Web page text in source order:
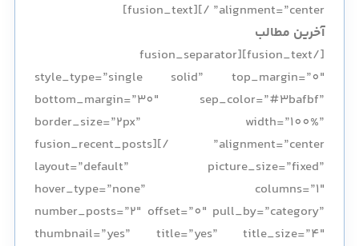
alignment=”center” /][fusion_text]
آخرین مطالب
[/fusion_text][fusion_separator
style_type=”single solid” top_margin=”0″
bottom_margin=”30″ sep_color=”#3bafbf”
border_size=”2px” width=”100%”
alignment=”center” /][fusion_recent_posts
layout=”default” picture_size=”fixed”
hover_type=”none” columns=”1″
number_posts=”2″ offset=”0″ pull_by=”category”
thumbnail=”yes” title=”yes” title_size=”4″